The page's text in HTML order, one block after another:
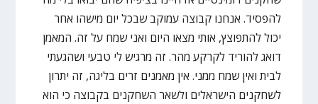
להפסיד. אנחנו קבוצה עמוקב שבכל יום מישהו אחר
יכול להתפוצץ, אותי מצאו היום ואני שמח על זה. המאמן
דואג להוריד לקרקע מהר. זה מרגיש לי טבעי ושהגעתי
לבית ואין שמח ממני. אין מאמנים זרים בליגה, זה יתרון
לשחקנים הישראלים ולשאר השחקנים בקבוצה כי הוא